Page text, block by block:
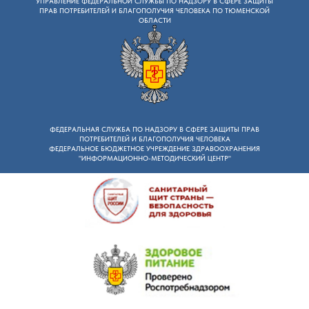
ПРАВ ПОТРЕБИТЕЛЕЙ И БЛАГОПОЛУЧИЯ ЧЕЛОВЕКА ПО ТЮМЕНСКОЙ
ОБЛАСТИ
ФЕДЕРАЛЬНАЯ СЛУЖБА ПО НАДЗОРУ B СФЕРЕ ЗАЩИТЫ ПРАВ
ПОТРЕБИТЕЛЕЙ И БЛАГОПОЛУЧИЯ ЧЕЛОВЕКА
ФЕДЕРАЛЬНОЕ БЮДЖЕТНОЕ УЧРЕЖДЕНИЕ ЗДРАВООХРАНЕНИЯ
"ИНФОРМАЦИОННО-МЕТОДИЧЕСКИЙ ЦЕНТР"